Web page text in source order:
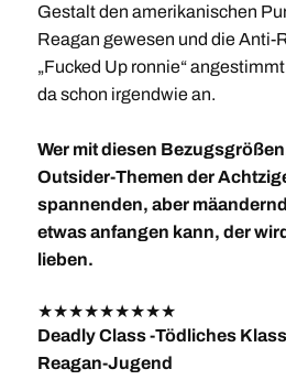
Gestalt den amerikanischen
Reagan gewesen und die Anti-
„Fucked Up ronnie“
da schon irgendwie an.
Wer mit diesen
Outsider-Themen der
spannenden, aber
etwas anfangen kann, der
lieben.
★★★★★★★★★
Deadly Class -Tödliches
Reagan-Jugend